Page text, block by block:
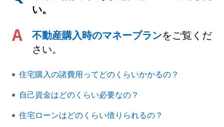
い。
不動産購入時のマネープランをご覧くだ
さい。
住宅購入の諸費用ってどのくらいかかるの？
自己資金はどのくらい必要なの？
住宅ローンはどのくらい借りられるの？